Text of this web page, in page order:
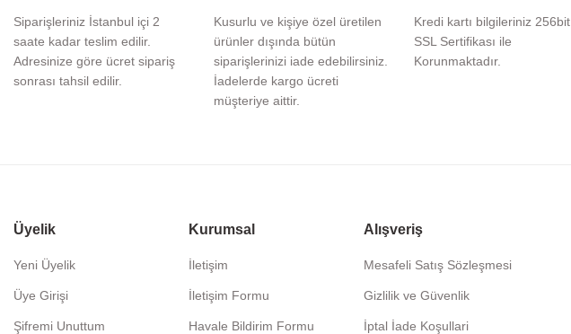
Siparişleriniz İstanbul içi 2
saate kadar teslim edilir.
Adresinize göre ücret sipariş
sonrası tahsil edilir.
Kusurlu ve kişiye özel üretilen
ürünler dışında bütün
siparişlerinizi iade edebilirsiniz.
İadelerde kargo ücreti
müşteriye aittir.
Kredi kartı bilgileriniz 256bit
SSL Sertifikası ile
Korunmaktadır.
Üyelik
Yeni Üyelik
Üye Girişi
Şifremi Unuttum
Kurumsal
İletişim
İletişim Formu
Havale Bildirim Formu
Alışveriş
Mesafeli Satış Sözleşmesi
Gizlilik ve Güvenlik
İptal İade Koşullari